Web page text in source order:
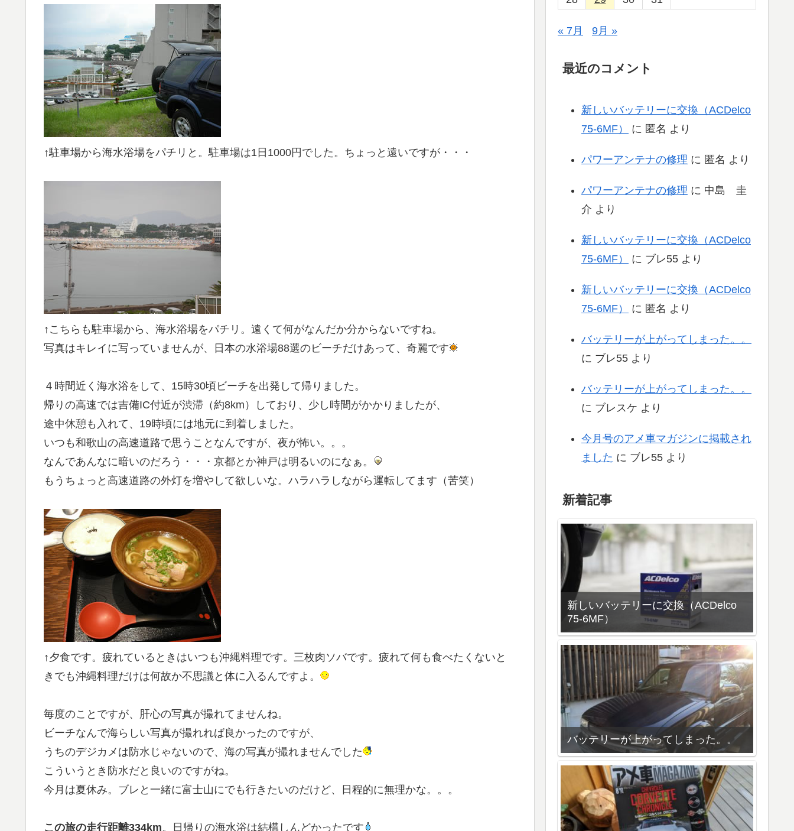
↑駐車場から海水浴場をパチリと。駐車場は1日1000円でした。ちょっと遠いですが・・・
↑こちらも駐車場から、海水浴場をパチリ。遠くて何がなんだか分からないですね。
写真はキレイに写っていませんが、日本の水浴場88選のビーチだけあって、奇麗です
４時間近く海水浴をして、15時30頃ビーチを出発して帰りました。
帰りの高速では吉備IC付近が渋滞（約8km）しており、少し時間がかかりましたが、
途中休憩も入れて、19時頃には地元に到着しました。
いつも和歌山の高速道路で思うことなんですが、夜が怖い。。。
なんであんなに暗いのだろう・・・京都とか神戸は明るいのになぁ。
もうちょっと高速道路の外灯を増やして欲しいな。ハラハラしながら運転してます（苦笑）
↑夕食です。疲れているときはいつも沖縄料理です。三枚肉ソバです。疲れて何も食べたくないと
きでも沖縄料理だけは何故か不思議と体に入るんですよ。
毎度のことですが、肝心の写真が撮れてませんね。
ビーチなんで海らしい写真が撮れれば良かったのですが、
うちのデジカメは防水じゃないので、海の写真が撮れませんでした
こういうとき防水だと良いのですがね。
今月は夏休み。ブレと一緒に富士山にでも行きたいのだけど、日程的に無理かな。。。
この旅の走行距離334km。日帰りの海水浴は結構しんどかったです
« 7月 9月 »
最近のコメント
新しいバッテリーに交換（ACDelco
75-6MF）
に 匿名 より
パワーアンテナの修理 に 匿名 より
パワーアンテナの修理 に 中島 圭
介 より
新しいバッテリーに交換（ACDelco
75-6MF）
に ブレ55 より
新しいバッテリーに交換（ACDelco
75-6MF）
に 匿名 より
バッテリーが上がってしまった。。
に ブレ55 より
バッテリーが上がってしまった。。
に ブレスケ より
今月号のアメ車マガジンに掲載され
ました に ブレ55 より
新着記事
新しいバッテリーに交換（ACDelco
75-6MF）
バッテリーが上がってしまった。。